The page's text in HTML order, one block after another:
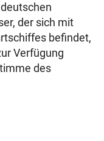
der sich mit
befindet,
Verfügung
des